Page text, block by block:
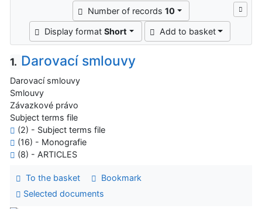
Number of records 10
Display formatShort Add to basket
1. Darovací smlouvy
Darovací smlouvy
Smlouvy
Závazkové právo
Subject terms file
(2) - Subject terms file
(16) - Monografie
(8) - ARTICLES
To the basket
Bookmark
Selected documents